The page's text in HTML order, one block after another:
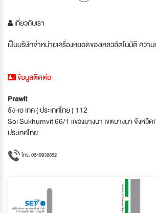
เกี่ยวกับเรา
เป็นบริษัทจำหน่ายเครื่องหยอดของเหลวอัตโนมัติ ควา
ข้อมูลติดต่อ
Prawit
ซัง-เอ เทค ( ประเทศไทย ) 112
Soi Sukhumvit 66/1 แขวงบางนา เขตบางนา จังหวั
ประเทศไทย
โทร. 0649939852